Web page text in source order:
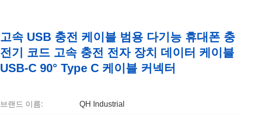
고속 USB 충전 케이블 범용 다기능 휴대폰 충
전기 코드 고속 충전 전자 장치 데이터 케이블
USB-C 90° Type C 케이블 커넥터
브랜드 이름: QH Industrial